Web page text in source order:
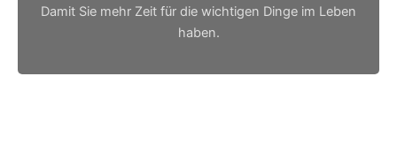
Damit Sie mehr Zeit für die wichtigen Dinge im Leben
haben.